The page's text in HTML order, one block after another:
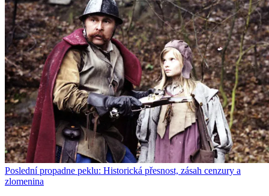
Poslední propadne peklu: Historická přesnost, zásah cenzury a
zlomenina